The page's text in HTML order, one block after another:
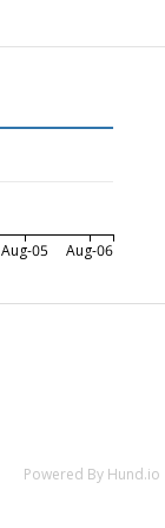
Aug-05 Aug-06
Powered By Hund.io